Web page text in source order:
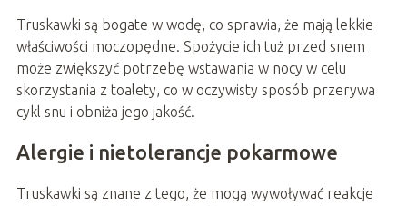
Truskawki są bogate w wodę, co sprawia, że mają lekkie
właściwości moczopędne. Spożycie ich tuż przed snem
może zwiększyć potrzebę wstawania w nocy w celu
skorzystania z toalety, co w oczywisty sposób przerywa
cykl snu i obniża jego jakość.
Alergie i nietolerancje pokarmowe
Truskawki są znane z tego, że mogą wywoływać reakcje